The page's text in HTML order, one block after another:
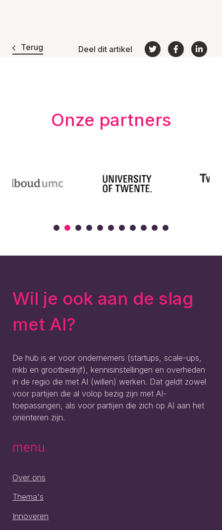
Terug Deel dit artikel
Onze partners
Wil je ook aan de slag
met AI?
De hub is er voor ondernemers (startups, scale-ups,
mkb en grootbedrijf), kennisinstellingen en overheden
in de regio die met AI (willen) werken. Dat geldt zowel
voor partijen die al volop bezig zijn met AI-
toepassingen, als voor partijen die zich op AI aan het
oriënteren zijn.
menu
Over ons
Thema's
Innoveren